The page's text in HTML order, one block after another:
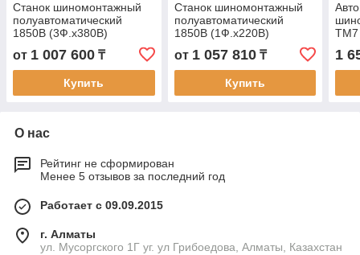
Станок шиномонтажный
полуавтоматический
1850B (3Ф.х380В)
от 1 007 600 ₸
Купить
Станок шиномонтажный
полуавтоматический
1850B (1Ф.х220В)
от 1 057 810₸
Купить
1
О нас
Рейтинг не сформирован
Менее 5 отзывов за последний год
Работает с 09.09.2015
г. Алматы
ул. Мусоргского 1Г уг. ул Грибоедова, Алматы, Казахстан